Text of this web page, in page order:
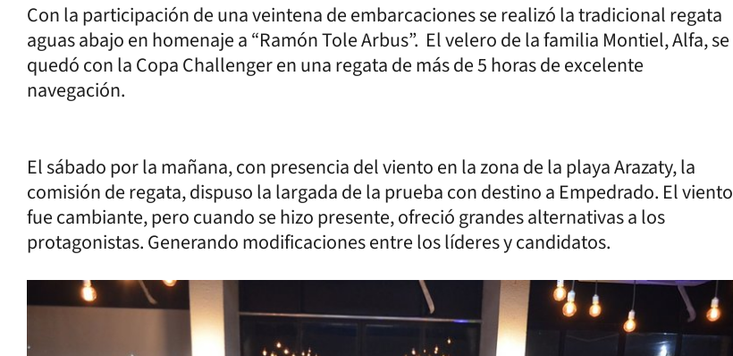
Con la participación de una veintena de embarcaciones se realizó la tradicional regata
aguas abajo en homenaje a “Ramón Tole Arbus”. El velero de la familia Montiel, Alfa, se
quedó con la Copa Challenger en una regata de más de 5 horas de excelente
navegación.
El sábado por la mañana, con presencia del viento en la zona de la playa Arazaty, la
comisión de regata, dispuso la largada de la prueba con destino a Empedrado. El viento
fue cambiante, pero cuando se hizo presente, ofreció grandes alternativas a los
protagonistas. Generando modificaciones entre los líderes y candidatos.